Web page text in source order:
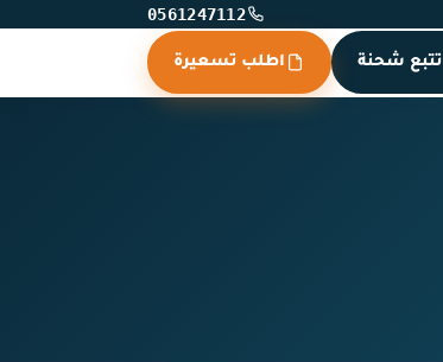
0561247112
تتبع شحنة اطلب تسعيرة